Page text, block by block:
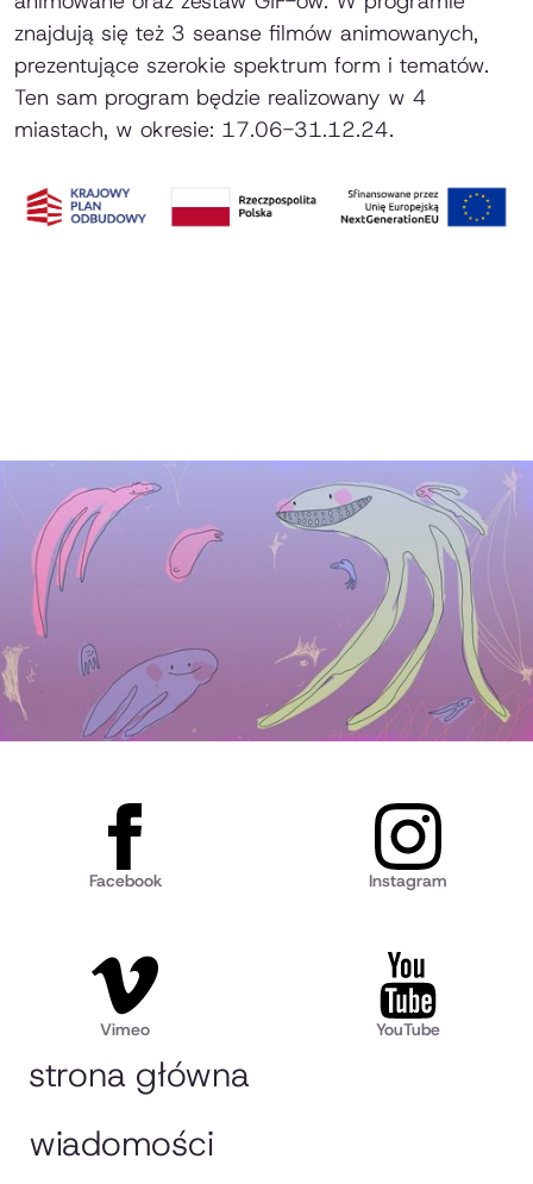
znajdują się też 3 seanse filmów animowanych,
prezentujące szerokie spektrum form i tematów.
Ten sam program będzie realizowany w 4
miastach, w okresie: 17.06-31.12.24.
strona główna
wiadomości
Facebook Instagram
Vimeo YouTube